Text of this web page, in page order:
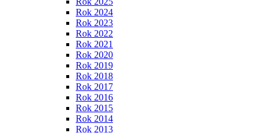
Rok 2024
Rok 2023
Rok 2022
Rok 2021
Rok 2020
Rok 2019
Rok 2018
Rok 2017
Rok 2016
Rok 2015
Rok 2014
Rok 2013